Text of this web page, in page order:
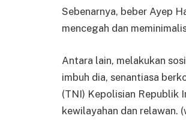
Sebenarnya, beber Ayep
mencegah dan
Antara lain, melakukan
imbuh dia, senantiasa
(TNI) Kepolisian Republik
kewilayahan dan relawan.